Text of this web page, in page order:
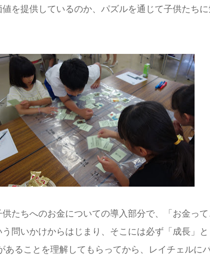
値を提供しているのか、パズルを通じて子供たち
たちへのお金についての導入部分で、「お金っ
う問いかけからはじまり、そこには必ず「成長」
あることを理解してもらってから、レイチェルに